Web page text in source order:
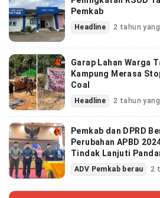
Pemkab
Headline 2 tahun
Garap Lahan Warga
Kampung Merasa
Coal
Headline 2 tahun
Pemkab dan DPRD
Perubahan APBD
Tindak Lanjuti
ADV Pemkab berau 2